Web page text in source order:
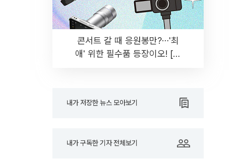
콘서트 갈 때 응원봉만?⋯'최
애' 위한 필수품 등장이오! [솔
내가 저장한 뉴스 모아보기
내가 구독한 기자 전체보기